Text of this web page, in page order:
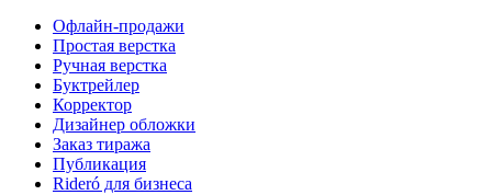
Офлайн-продажи
Простая верстка
Ручная верстка
Буктрейлер
Корректор
Дизайнер обложки
Заказ тиража
Публикация
Rideró для бизнеса